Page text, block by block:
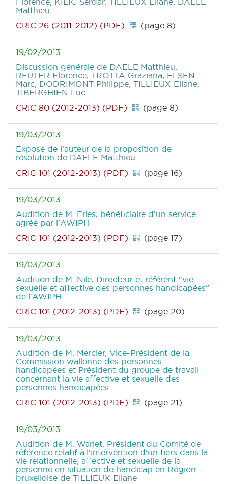
Matthieu
CRIC 26 (2011-2012) (PDF)
(page 8)
19/02/2013
Discussion générale de DAELE Matthieu,
REUTER Florence, TROTTA Graziana, ELSEN
Marc, DODRIMONT Philippe, TILLIEUX Eliane,
TIBERGHIEN Luc
CRIC 80 (2012-2013) (PDF)
(page 8)
19/03/2013
Exposé de l'auteur de la proposition de
résolution de DAELE Matthieu
CRIC 101 (2012-2013) (PDF)
(page 16)
19/03/2013
Audition de M. Fries, bénéficiaire d'un service
agréé par l'AWIPH
CRIC 101 (2012-2013) (PDF)
(page 17)
19/03/2013
Audition de M. Nile, Directeur et référent "vie
sexuelle et affective des personnes handicapées"
de l'AWIPH
CRIC 101 (2012-2013) (PDF)
(page 20)
19/03/2013
Audition de M. Mercier, Vice-Président de la
Commission wallonne des personnes
handicapées et Président du groupe de travail
concernant la vie affective et sexuelle des
personnes handicapées
CRIC 101 (2012-2013) (PDF)
(page 21)
19/03/2013
Audition de M. Warlet, Président du Comité de
référence relatif à l'intervention d'un tiers dans la
vie relationnelle, affective et sexuelle de la
personne en situation de handicap en Région
bruxelloise de TILLIEUX Eliane